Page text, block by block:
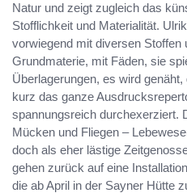
Natur und zeigt zugleich das
Stofflichkeit und Materialität.
vorwiegend mit diversen Stoffen
Grundmaterie, mit Fäden, sie
Überlagerungen, es wird
kurz das ganze
spannungsreich durchexerziert.
Mücken und Fliegen –
doch als eher lästige
gehen zurück auf eine
die ab April in der Sayner Hütte